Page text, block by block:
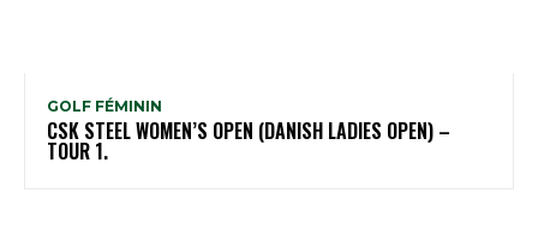
GOLF FÉMININ
CSK STEEL WOMEN’S OPEN (DANISH LADIES OPEN) –
TOUR 1.